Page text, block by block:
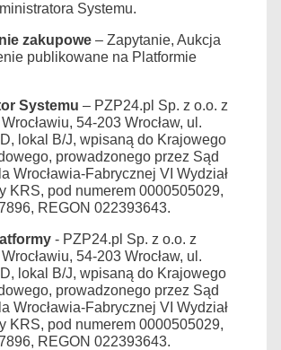
Systemu.
zakupowe – Zapytanie, Aukcja
publikowane na Platformie
Systemu – PZP24.pl Sp. z o.o. z
54-203 Wrocław, ul.
lokal B/J, wpisaną do Krajowego
prowadzonego przez Sąd
Wrocławia-Fabrycznej VI Wydział
KRS, pod numerem 0000505029,
REGON 022393643.
- PZP24.pl Sp. z o.o. z
54-203 Wrocław, ul.
lokal B/J, wpisaną do Krajowego
prowadzonego przez Sąd
Wrocławia-Fabrycznej VI Wydział
KRS, pod numerem 0000505029,
REGON 022393643.